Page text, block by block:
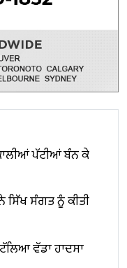
ਪੱਟੀਆਂ ਬੰਨ ਕੇ
ਸੰਗਤ ਨੂੰ ਕੀਤੀ
ਵੱਡਾ ਹਾਦਸਾ